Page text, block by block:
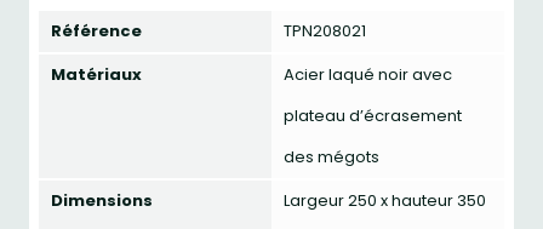
Référence
TPN208021
Matériaux
Acier laqué noir avec
plateau d’écrasement
des mégots
Dimensions
Largeur 250 x hauteur 350